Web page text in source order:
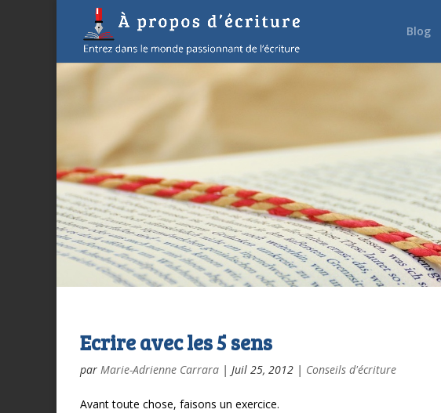
Blog
Ecrire avec les 5 sens
par Marie-Adrienne Carrara | Juil 25, 2012 | Conseils d'écriture
Avant toute chose, faisons un exercice.